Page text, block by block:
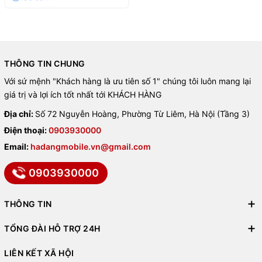
🟩ROM 128GB – 512GB
⚡ ChuẩnUFS 3.1tốc độ cao, mở ứng dụng nhanh, đa nhiệm
mượt mà.
⚖️ So sánh iQOO Z10x với
các model khác
🔹iQOO Z10x vs iQOO Z9x
🔋 Pin lớn hơn (+500mAh).
☀️ Màn hình sáng hơn, dùng tốt ngoài trời.
⚡ Hiệu năng mạnh hơn nhờ Dimensity 7300.
THÔNG TIN CHUNG
Với sứ mệnh "Khách hàng là ưu tiên số 1" chúng tôi luôn mang lại
giá trị và lợi ích tốt nhất tới KHÁCH HÀNG
Địa chỉ: Số 72 Nguyễn Hoàng, Phường Từ Liêm, Hà Nội (Tầng 3)
Điện thoại:0903930000
Email: hadangmobile.vn@gmail.com
0903930000
THÔNG TIN
TỔNG ĐÀI HỖ TRỢ 24H
LIÊN KẾT XÃ HỘI